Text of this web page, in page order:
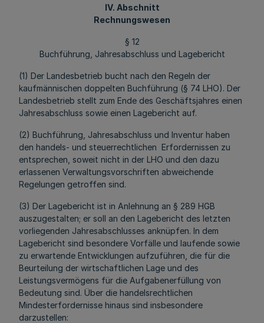
IV. Abschnitt
Rechnungswesen
§ 12
Buchführung, Jahresabschluss und Lagebericht
(1) Der Landesbetrieb bucht nach den Regeln der
kaufmännischen doppelten Buchführung (§ 74 LHO). Der
Landesbetrieb stellt zum Ende des Geschäftsjahres einen
Jahresabschluss sowie einen Lagebericht auf.
(2) Buchführung, Jahresabschluss und Inventur haben
den handels- und steuerrechtlichen Erfordernissen zu
entsprechen, soweit nicht in der LHO und den dazu
erlassenen Verwaltungsvorschriften abweichende
Regelungen getroffen sind.
(3) Der Lagebericht ist in Anlehnung an § 289 HGB
auszugestalten; er soll an den Lagebericht des letzten
vorliegenden Jahresabschlusses anknüpfen. In dem
Lagebericht sind besondere Vorfälle und laufende sowie
zu erwartende Entwicklungen aufzuführen, die für die
Beurteilung der wirtschaftlichen Lage und des
Leistungsvermögens für die Aufgabenerfüllung von
Bedeutung sind. Über die handelsrechtlichen
Mindesterfordernisse hinaus sind insbesondere
darzustellen: